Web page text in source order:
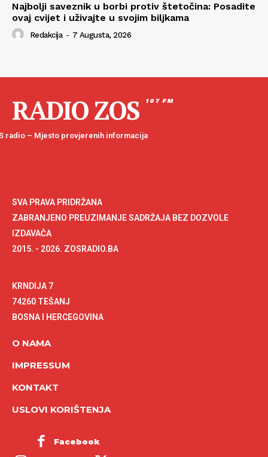
Najbolji saveznik u borbi protiv štetočina: Posadite
ovaj cvijet i uživajte u svojim biljkama
Redakcija - 7 Augusta, 2026
RADIO ZOS 107 FM
radio – Mjesto provjerenih informacija
SVA PRAVA PRIDRŽANA
ZABRANJENO PREUZIMANJE SADRŽAJA BEZ DOZVOLE
IZDAVAČA
2015. - 2026. ZOSRADIO.BA
KRNDIJA 7
74260 TEŠANJ
BOSNA I HERCEGOVINA
O NAMA
IMPRESSUM
KONTAKT
USLOVI KORIŠTENJA
Facebook